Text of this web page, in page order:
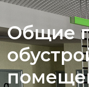
Общие